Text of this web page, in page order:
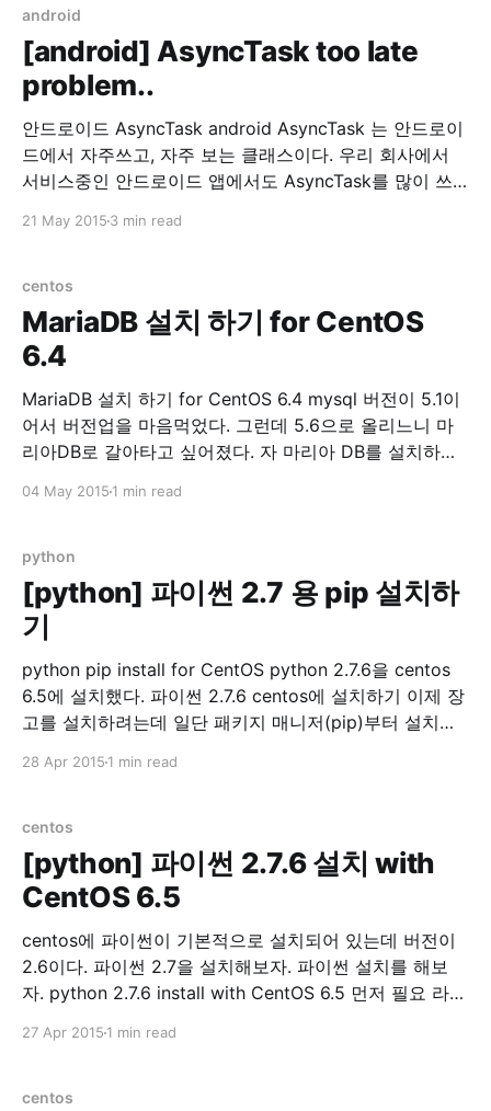
to return result during a non-ordered broadcast 06-
12 14:44:43.553:
android
[android] AsyncTask too late
problem..
안드로이드 AsyncTask android AsyncTask 는 안드로이
드에서 자주쓰고, 자주 보는 클래스이다. 우리 회사에서
서비스중인 안드로이드 앱에서도 AsyncTask를 많이 쓰
무 느려서 원인을 찾기위해 이것저것 로그를 찍어본 결과.
느렸다. 무려 3초에서 4초정도 딜레이가 되고 있었다. 원
인을 열심히 찾아봤는데 허니콤 이전 버전에선
21 May 2015 3 min read
centos
MariaDB 설치 하기 for CentOS
6.4
MariaDB 설치 하기 for CentOS 6.4 mysql 버전이 5.1이
어서 버전업을 마음먹었다. 그런데 5.6으로 올리느니 마
리아DB로 갈아타고 싶어졌다. 자 마리아 DB를 설치하자.
server 2. 기존 mysql 디렉토리를 제거한다. 여기서는 백
/var/lib/mysql /var/lib/
04 May 2015 1 min read
python
[python] 파이썬 2.7 용 pip 설치하
기
python pip install for CentOS python 2.7.6을 centos
6.5에 설치했다. 파이썬 2.7.6 centos에 설치하기 이제 장
고를 설치하려는데 일단 패키지 매니저(pip)부터 설치를
때 PATH를 확인하자. sudo env |grep PATH
28 Apr 2015 1 min read
centos
[python] 파이썬 2.7.6 설치 with
CentOS 6.5
centos에 파이썬이 기본적으로 설치되어 있는데 버전이
2.6이다. 파이썬 2.7을 설치해보자. 파이썬 설치를 해보
자. python 2.7.6 install with CentOS 6.5 먼저 필요 라이
yum install zlib-devel bzip2-devel openssl-devel
gdbm-devel db4-devel libpcap-devel xz-devel wget
27 Apr 2015 1 min read
centos